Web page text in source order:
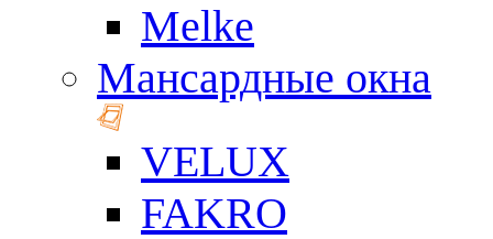
Melke
Мансардные окна
VELUX
FAKRO